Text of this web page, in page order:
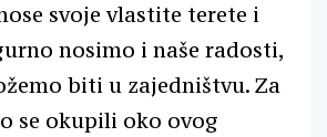
svoje vlastite terete i
nosimo i naše radosti,
biti u zajedništvu. Za
se okupili oko ovog